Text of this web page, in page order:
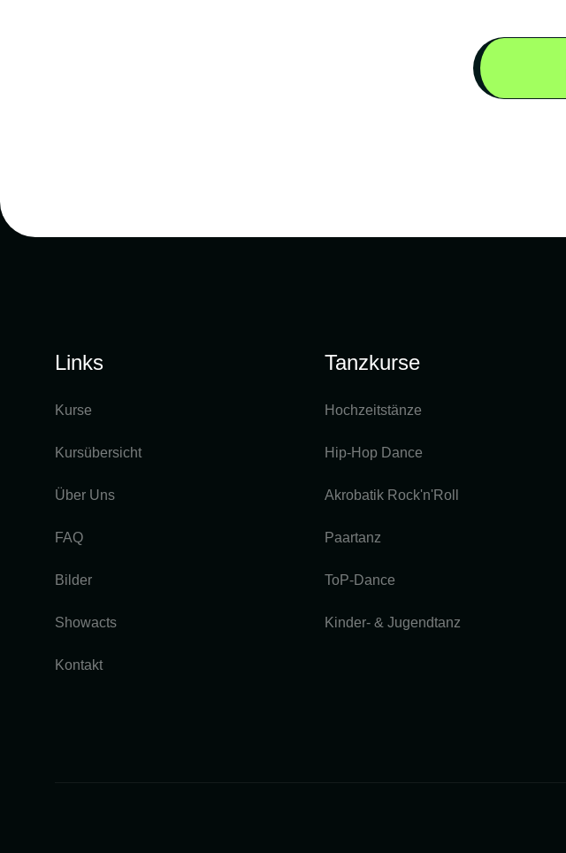
Links
Kurse
Kursübersicht
Über Uns
FAQ
Bilder
Showacts
Kontakt
Tanzkurse
Hochzeitstänze
Hip-Hop Dance
Akrobatik Rock'n'Roll
Paartanz
ToP-Dance
Kinder- & Jugendtanz